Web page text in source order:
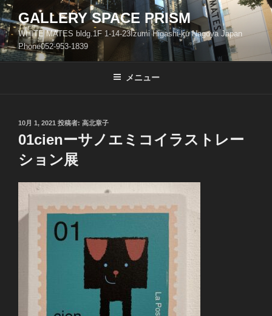
コ
ン
テ
ン
ツ
GALLERY SPACE PRISM
WHITE MATES bldg.1F 1-14-23Izumi Higashi-ku Nagoya Japan
Phone052-953-1839
メニュー
投
稿
日:
10月 1, 2021 投稿者: 高北章子
01cienーサノエミコイラストレー
ション展